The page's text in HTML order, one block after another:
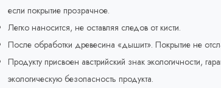
если покрытие прозрачное.
Легко наносится, не оставляя следов от кисти.
После обработки древесина «дышит». Покрытие не
Продукту присвоен австрийский знак экологичности,
экологическую безопасность продукта.